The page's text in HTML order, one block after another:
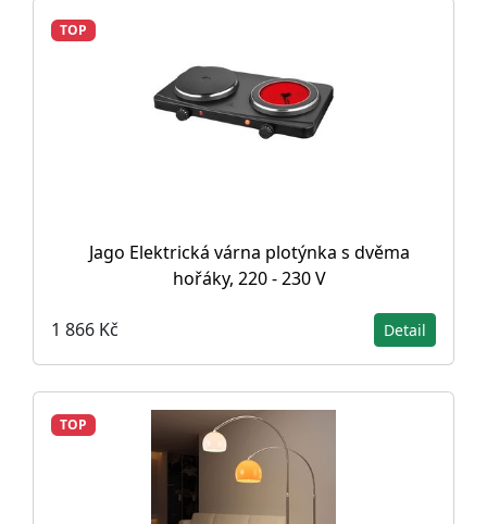
TOP
Jago Elektrická várna plotýnka s dvěma
hořáky, 220 - 230 V
1 866 Kč Detail
TOP